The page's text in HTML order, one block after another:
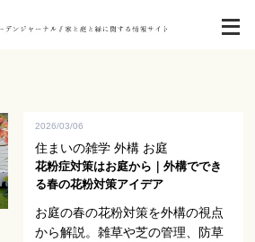
2026/03/06
住まいの雑学 外構 お庭
花粉症対策はお庭から｜外構ででき
る春の花粉対策アイデア
お庭の春の花粉対策を外構の視点
から解説。雑草や芝の管理、防草